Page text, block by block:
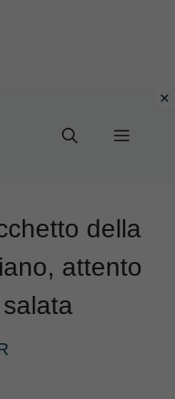
Menu
della
attento